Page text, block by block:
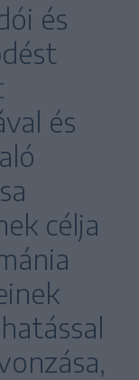
és
és
célja